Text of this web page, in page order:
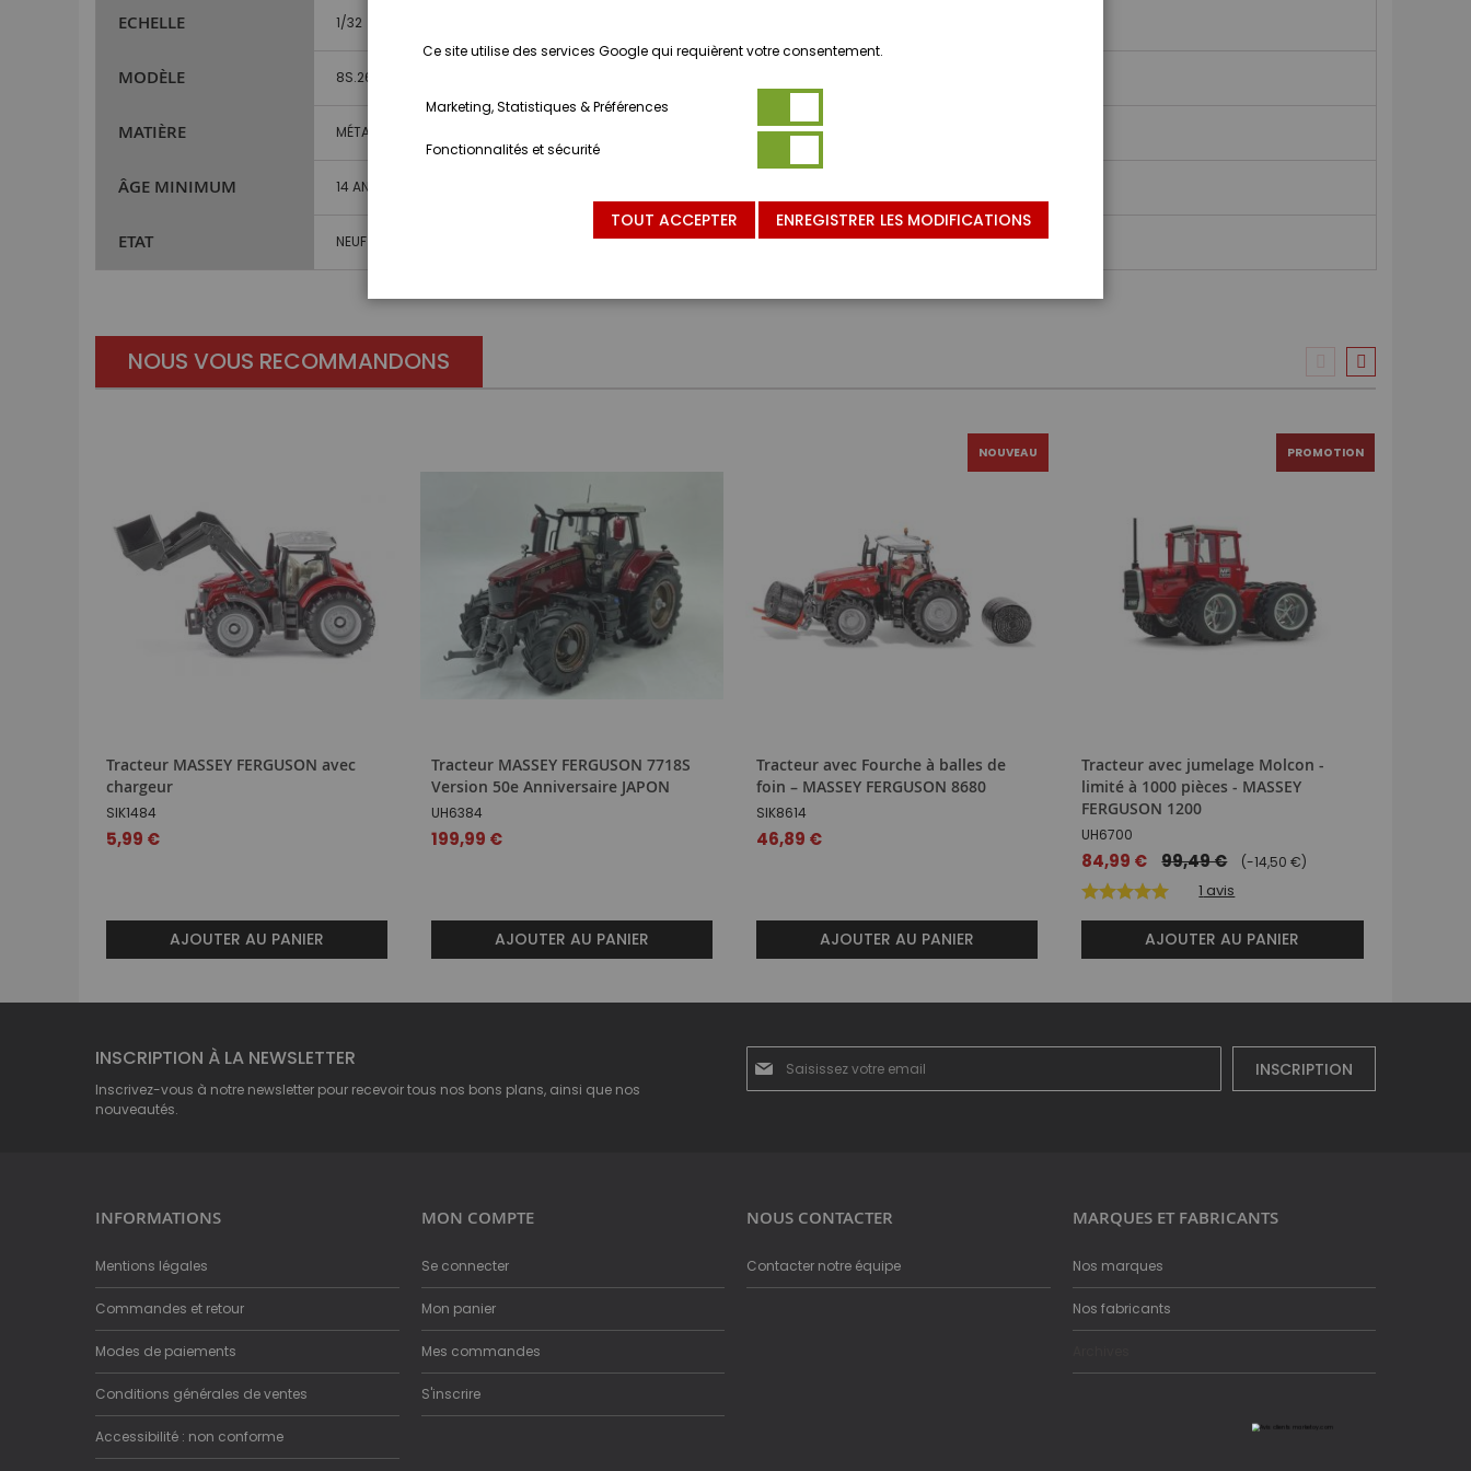
ECHELLE 1/32
MODÈLE 8S.265
MATIÈRE MÉTAL ET PLASTIQUE
ÂGE MINIMUM 14 ANS ET PLUS
ETAT NEUF
NOUS VOUS RECOMMANDONS
Tracteur MASSEY FERGUSON avec
chargeur
SIK1484
5,99 €
AJOUTER AU PANIER
Tracteur MASSEY FERGUSON 7718S
Version 50e Anniversaire JAPON
UH6384
199,99 €
AJOUTER AU PANIER
NOUVEAU
Tracteur avec Fourche à balles de
foin – MASSEY FERGUSON 8680
SIK8614
46,89 €
AJOUTER AU PANIER
PROMOTION
Tracteur avec jumelage Molcon -
limité à 1000 pièces - MASSEY
FERGUSON 1200
UH6700
Prix
84,99 € 99,49 € (-14,50 €)
1 avis
AJOUTER AU PANIER
INSCRIPTION À LA NEWSLETTER
Inscrivez-vous à notre newsletter pour recevoir tous nos bons plans, ainsi que nos
nouveautés.
notre
INSCRIPTION
INFORMATIONS
Mentions légales
Commandes et retour
Modes de paiements
Conditions générales de ventes
Accessibilité : non conforme
MON COMPTE
Se connecter
Mon panier
Mes commandes
S'inscrire
NOUS CONTACTER
Contacter notre équipe
MARQUES ET FABRICANTS
Nos marques
Nos fabricants
Ce site utilise des services Google qui requièrent votre consentement.
Marketing, Statistiques & Préférences
Fonctionnalités et sécurité
TOUT ACCEPTER ENREGISTRER LES MODIFICATIONS